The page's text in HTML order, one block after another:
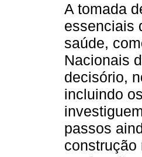
A tomada
essenciais
saúde,
Nacionais
decisório,
incluindo
passos
construção